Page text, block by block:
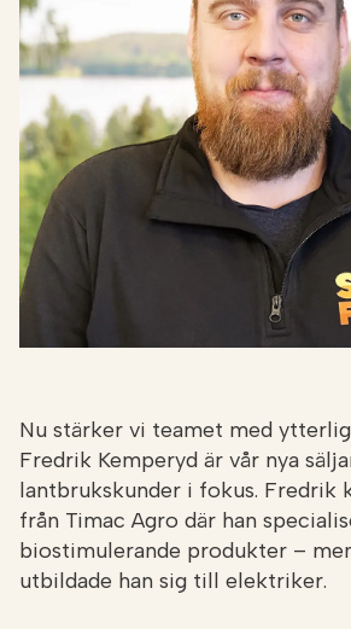
NÄTBUTIKEN
Nu stärker vi teamet med
Fredrik Kemperyd är vår nya
lantbrukskunder i fokus. Fredrik
från Timac Agro där han
biostimulerande produkter –
utbildade han sig till elektriker.